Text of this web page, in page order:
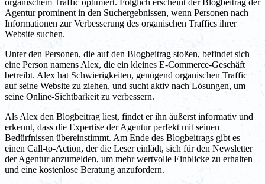
organischem Traffic optimiert. Folglich erscheint der Blogbeitrag der
Agentur prominent in den Suchergebnissen, wenn Personen nach
Informationen zur Verbesserung des organischen Traffics ihrer
Website suchen.
Unter den Personen, die auf den Blogbeitrag stoßen, befindet sich
eine Person namens Alex, die ein kleines E-Commerce-Geschäft
betreibt. Alex hat Schwierigkeiten, genügend organischen Traffic
auf seine Website zu ziehen, und sucht aktiv nach Lösungen, um
seine Online-Sichtbarkeit zu verbessern.
Als Alex den Blogbeitrag liest, findet er ihn äußerst informativ und
erkennt, dass die Expertise der Agentur perfekt mit seinen
Bedürfnissen übereinstimmt. Am Ende des Blogbeitrags gibt es
einen Call-to-Action, der die Leser einlädt, sich für den Newsletter
der Agentur anzumelden, um mehr wertvolle Einblicke zu erhalten
und eine kostenlose Beratung anzufordern.